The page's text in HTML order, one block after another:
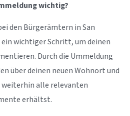
wichtig?
den Bürgerämtern in San
wichtiger Schritt, um deinen
Durch die Ummeldung
über deinen neuen Wohnort und
weiterhin alle relevanten
erhältst.